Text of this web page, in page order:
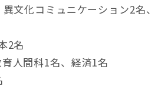
文化コミュニケーション2名
2名
人間科1名、経済1名